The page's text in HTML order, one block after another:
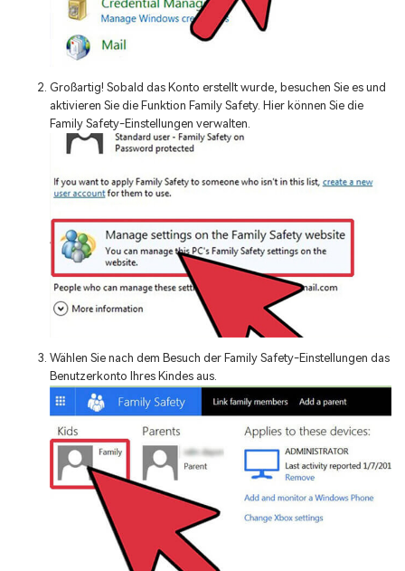
Großartig! Sobald das Konto erstellt wurde, besuchen Sie es und
aktivieren Sie die Funktion Family Safety. Hier können Sie die
Family Safety-Einstellungen verwalten.
Wählen Sie nach dem Besuch der Family Safety-Einstellungen das
Benutzerkonto Ihres Kindes aus.